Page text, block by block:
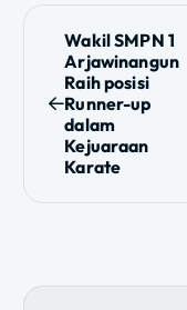
N
a
Wakil SMPN 1
Arjawinangun
Raih posisi
Runner-up
dalam
Kejuaraan
Karate